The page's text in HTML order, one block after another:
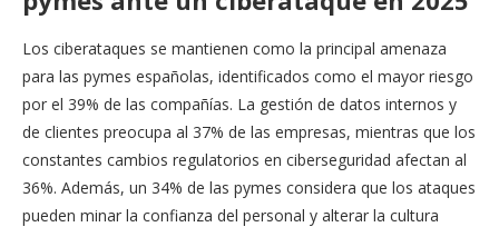
Los ciberataques se mantienen como la principal amenaza
para las pymes españolas, identificados como el mayor riesgo
por el 39% de las compañías. La gestión de datos internos y
de clientes preocupa al 37% de las empresas, mientras que los
constantes cambios regulatorios en ciberseguridad afectan al
36%. Además, un 34% de las pymes considera que los ataques
pueden minar la confianza del personal y alterar la cultura